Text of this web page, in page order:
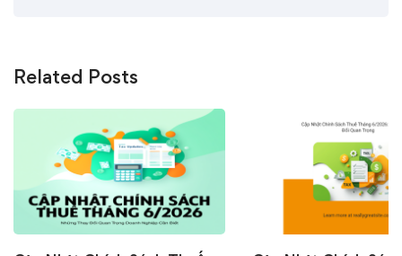
Related Posts